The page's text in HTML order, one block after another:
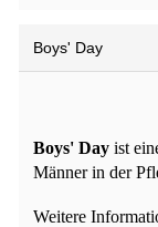
Boys' Day
Boys' Day ist
Männer in der
Weitere